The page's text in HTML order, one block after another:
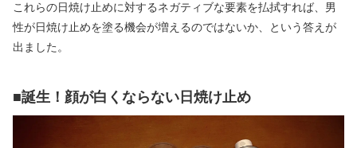
これらの日焼け止めに対するネガティブな要素を払拭すれば、男
性が日焼け止めを塗る機会が増えるのではないか、という答えが
出ました。
■誕生！顔が白くならない日焼け止め